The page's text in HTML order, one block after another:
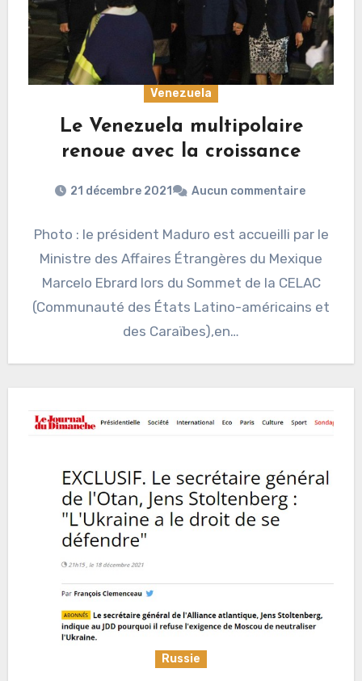
Venezuela
Le Venezuela multipolaire
renoue avec la croissance
21 décembre 2021 Aucun commentaire
Photo : le président Maduro est accueilli par le
Ministre des Affaires Étrangères du Mexique
Marcelo Ebrard lors du Sommet de la CELAC
(Communauté des États Latino-américains et
des Caraïbes),en…
Russie